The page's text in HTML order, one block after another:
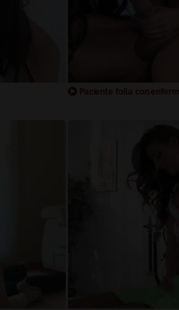
Paciente folla con